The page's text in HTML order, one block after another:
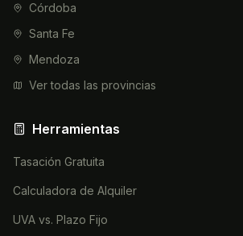
Córdoba
Santa Fe
Mendoza
Ver todas las provincias
Herramientas
Tasación Gratuita
Calculadora de Alquiler
UVA vs. Plazo Fijo